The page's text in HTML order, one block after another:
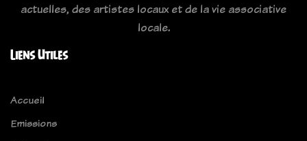
actuelles, des artistes locaux et de la vie associative
locale.
Liens Utiles
Accueil
Emissions